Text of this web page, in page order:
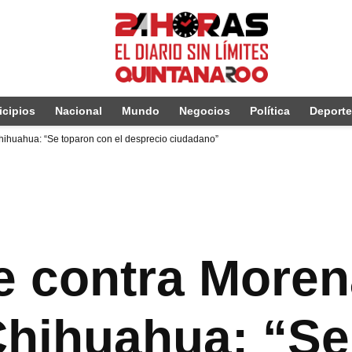
Nacional Mundo Negocios Política
“Se toparon con el desprecio ciudadano”
contra